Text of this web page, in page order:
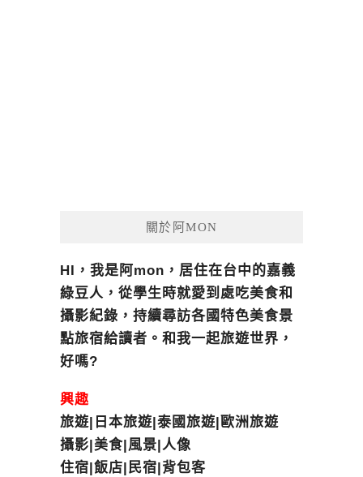
關於阿MON
HI，我是阿mon，居住在台中的嘉義
綠豆人，從學生時就愛到處吃美食和
攝影紀錄，持續尋訪各國特色美食景
點旅宿給讀者。和我一起旅遊世界，
好嗎?
興趣
旅遊|日本旅遊|泰國旅遊|歐洲旅遊
攝影|美食|風景|人像
住宿|飯店|民宿|背包客